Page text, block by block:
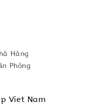
Hàng
Phòng
Viet Nam